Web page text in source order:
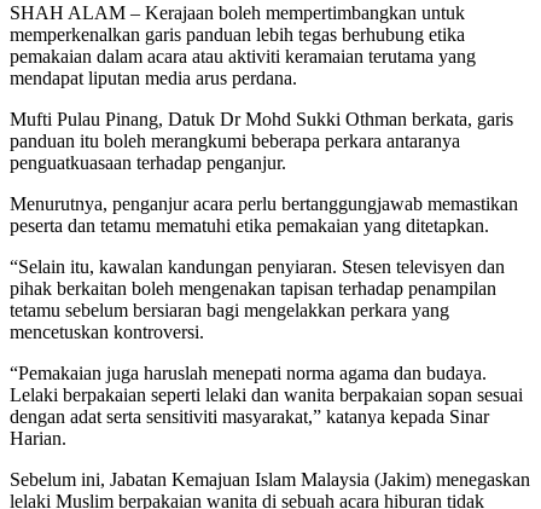
SHAH ALAM – Kerajaan boleh mempertimbangkan untuk
memperkenalkan garis panduan lebih tegas berhubung etika
pemakaian dalam acara atau aktiviti keramaian terutama yang
mendapat liputan media arus perdana.
Mufti Pulau Pinang, Datuk Dr Mohd Sukki Othman berkata, garis
panduan itu boleh merangkumi beberapa perkara antaranya
penguatkuasaan terhadap penganjur.
Menurutnya, penganjur acara perlu bertanggungjawab memastikan
peserta dan tetamu mematuhi etika pemakaian yang ditetapkan.
“Selain itu, kawalan kandungan penyiaran. Stesen televisyen dan
pihak berkaitan boleh mengenakan tapisan terhadap penampilan
tetamu sebelum bersiaran bagi mengelakkan perkara yang
mencetuskan kontroversi.
“Pemakaian juga haruslah menepati norma agama dan budaya.
Lelaki berpakaian seperti lelaki dan wanita berpakaian sopan sesuai
dengan adat serta sensitiviti masyarakat,” katanya kepada Sinar
Harian.
Sebelum ini, Jabatan Kemajuan Islam Malaysia (Jakim) menegaskan
lelaki Muslim berpakaian wanita di sebuah acara hiburan tidak